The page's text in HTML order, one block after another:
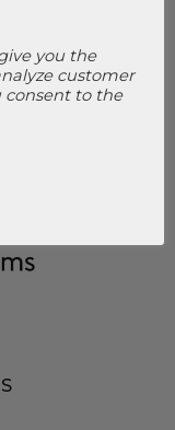
you the
customer
consent to the